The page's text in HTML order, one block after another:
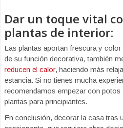
Dar un toque vital
plantas de interior:
Las plantas aportan frescura y
de su función decorativa, también
reducen el calor, haciendo más
estancia. Si no tienes mucha
recomendamos empezar con
plantas para principiantes.
En conclusión, decorar la casa tras